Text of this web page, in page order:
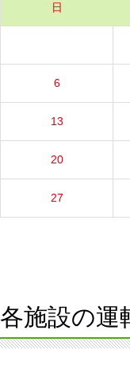
日
6
13
20
27
各施設の運